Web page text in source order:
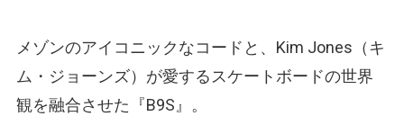
メゾンのアイコニックなコードと、Kim Jones（キ
ム・ジョーンズ）が愛するスケートボードの世界
観を融合させた『B9S』。